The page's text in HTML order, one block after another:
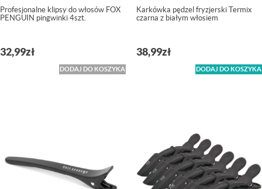
Profesjonalne klipsy do włosów FOX
PENGUIN pingwinki 4szt.
32,99zł
DODAJ DO KOSZYKA
Karkówka pędzel fryzjerski Termix
czarna z białym włosiem
38,99zł
DODAJ DO KOSZYKA